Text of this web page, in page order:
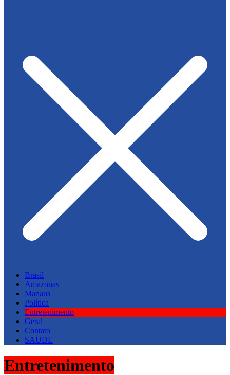
Brasil
Amazonas
Manaus
Política
Entretenimento
Geral
Contato
SAUDE
Entretenimento